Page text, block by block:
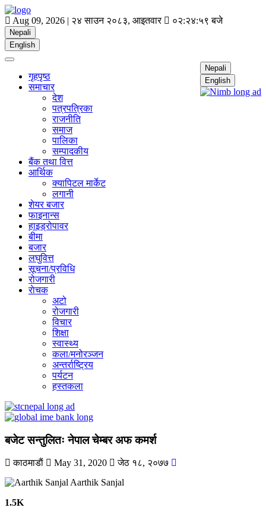
Aug 09, 2026 | २४ साउन २०८३, आइतवार ०२:२४:५९ बजे
Nepali
English
Nepali
English
गृहपृष्ठ
समाचार
देश
पत्रपत्रिका
राजनीति
समाज
पालिका
सम्पादकीय
बैंक तथा वित्त
आर्थिक
क्यापिटल मार्केट
लगानी
शेयर बजार
फाइनान्स
हाइड्रोपावर
बीमा
बजार
लघुवित्त
सूचना/प्रविधि
रोजगारी
राेचक
अटो
रोजगारी
विचार
शिक्षा
स्वास्थ्य
कला/मनोरञ्जन
अन्तर्राष्ट्रिय
पर्यटन
हस्तकला
बजेट सन्तुलितः नेपाल चेम्बर अफ कमर्श
काठमाडाैं May 31, 2020
जेठ १८, २०७७
Aarthik Sanjal
1.5K